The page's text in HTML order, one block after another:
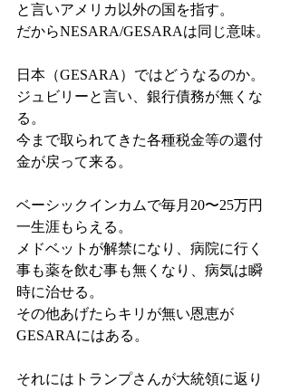
と言いアメリカ以外の国を指す。
だからNESARA/GESARAは同じ意味。
日本（GESARA）ではどうなるのか。
ジュビリーと言い、銀行債務が無くな
る。
今まで取られてきた各種税金等の還付
金が戻って来る。
ベーシックインカムで毎月20〜25万円
一生涯もらえる。
メドベットが解禁になり、病院に行く
事も薬を飲む事も無くなり、病気は瞬
時に治せる。
その他あげたらキリが無い恩恵が
GESARAにはある。
それにはトランプさんが大統領に返り